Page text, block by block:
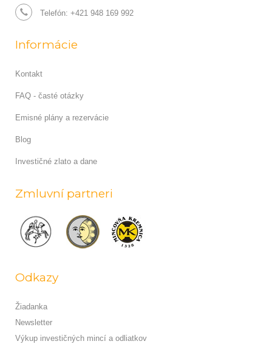
Telefón: +421 948 169 992
Informácie
Kontakt
FAQ - časté otázky
Emisné plány a rezervácie
Blog
Investičné zlato a dane
Zmluvní partneri
Odkazy
Žiadanka
Newsletter
Výkup investičných mincí a odliatkov